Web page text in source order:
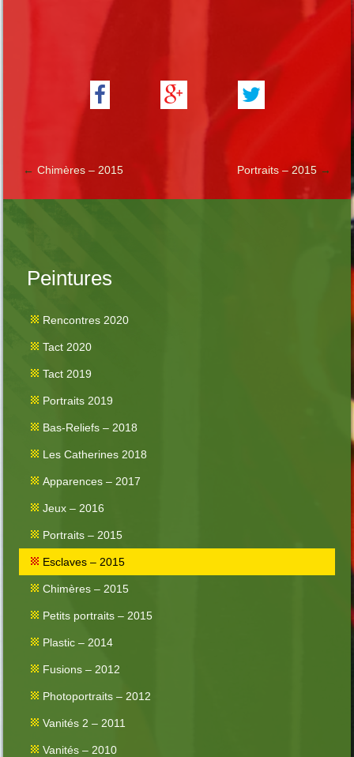
←Chimères – 2015 Portraits – 2015→
Peintures
Rencontres 2020
Tact 2020
Tact 2019
Portraits 2019
Bas-Reliefs – 2018
Les Catherines 2018
Apparences – 2017
Jeux – 2016
Portraits – 2015
Esclaves – 2015
Chimères – 2015
Petits portraits – 2015
Plastic – 2014
Fusions – 2012
Photoportraits – 2012
Vanités 2 – 2011
Vanités – 2010